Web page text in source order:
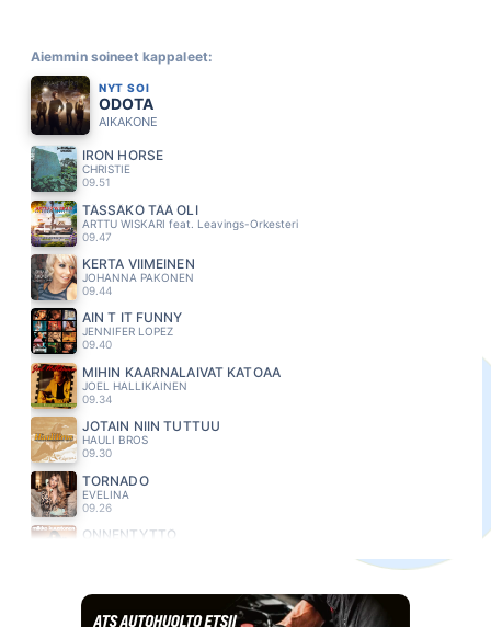
Aiemmin soineet kappaleet:
NYT SOI
ODOTA
AIKAKONE
IRON HORSE
CHRISTIE
09.51
TÄSSÄKÖ TÄÄ OLI
ARTTU WISKARI feat. Leavings-Orkesteri
09.47
KERTA VIIMEINEN
JOHANNA PAKONEN
09.44
AIN T IT FUNNY
JENNIFER LOPEZ
09.40
MIHIN KAARNALAIVAT KATOAA
JOEL HALLIKAINEN
09.34
JOTAIN NIIN TUTTUU
HAULI BROS
09.30
TORNADO
EVELINA
09.26
ONNENTYTTÖ
POPEDA
09.17